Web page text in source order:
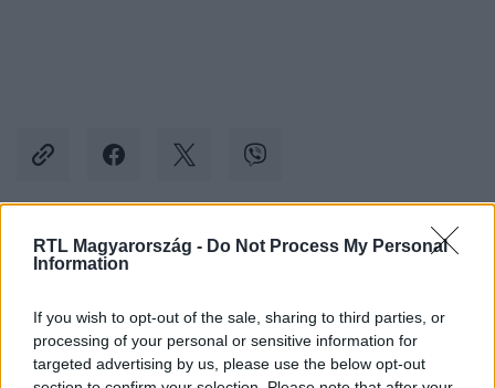
RTL Magyarország - Do Not Process My Personal
Information
If you wish to opt-out of the sale, sharing to third parties, or
processing of your personal or sensitive information for
targeted advertising by us, please use the below opt-out
Kövess minket, és értesülj a friss hírekről a
Követem